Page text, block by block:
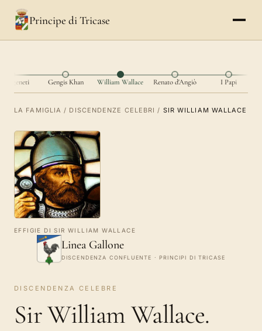
Principe di Tricase
Gengis Khan William Wallace Renato d'Angiò I Papi
LA FAMIGLIA / DISCENDENZE CELEBRI / SIR WILLIAM WALLACE
EFFIGIE DI SIR WILLIAM WALLACE
Linea Gallone
DISCENDENZA CONFLUENTE · PRINCIPI DI TRICASE
DISCENDENZA CELEBRE
Sir William Wallace.